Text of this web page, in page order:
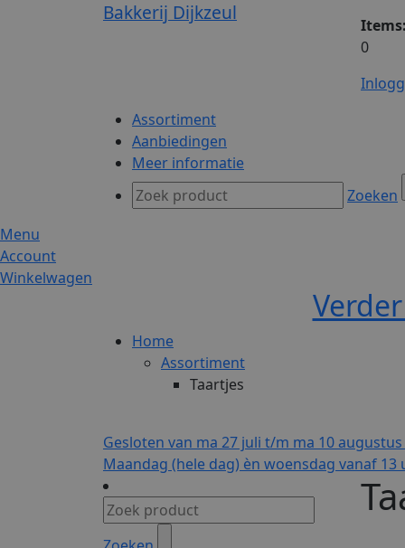
Bakkerij Dijkzeul
Items:
0
Assortiment
Aanbiedingen
Meer informatie
Zoeken
Menu
Account
Winkelwagen
Home
Assortiment
Taartjes
Gesloten van ma 27 juli t/m ma 10
Maandag (hele dag) èn woensdag vanaf